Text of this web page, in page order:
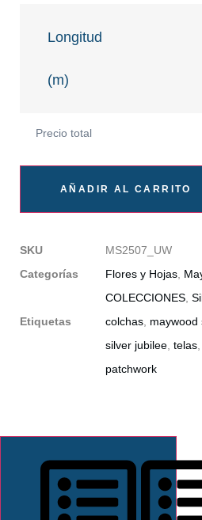
Longitud
(m)
Precio total
AÑADIR AL CARRITO
SKU
MS2507_UW
Categorías
Flores y Hojas,
COLECCIONES,
Etiquetas
colchas, maywood
silver jubilee, telas,
patchwork